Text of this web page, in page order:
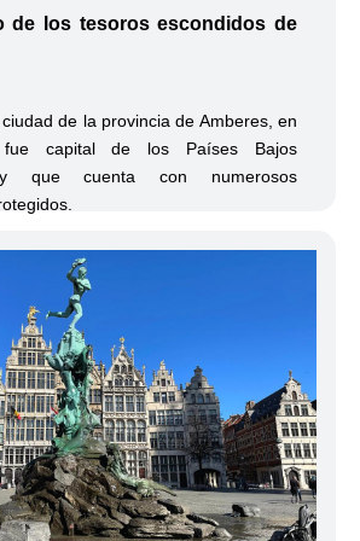
de los tesoros escondidos de
de la provincia de Amberes, en
fue capital de los Países Bajos
y que cuenta con numerosos